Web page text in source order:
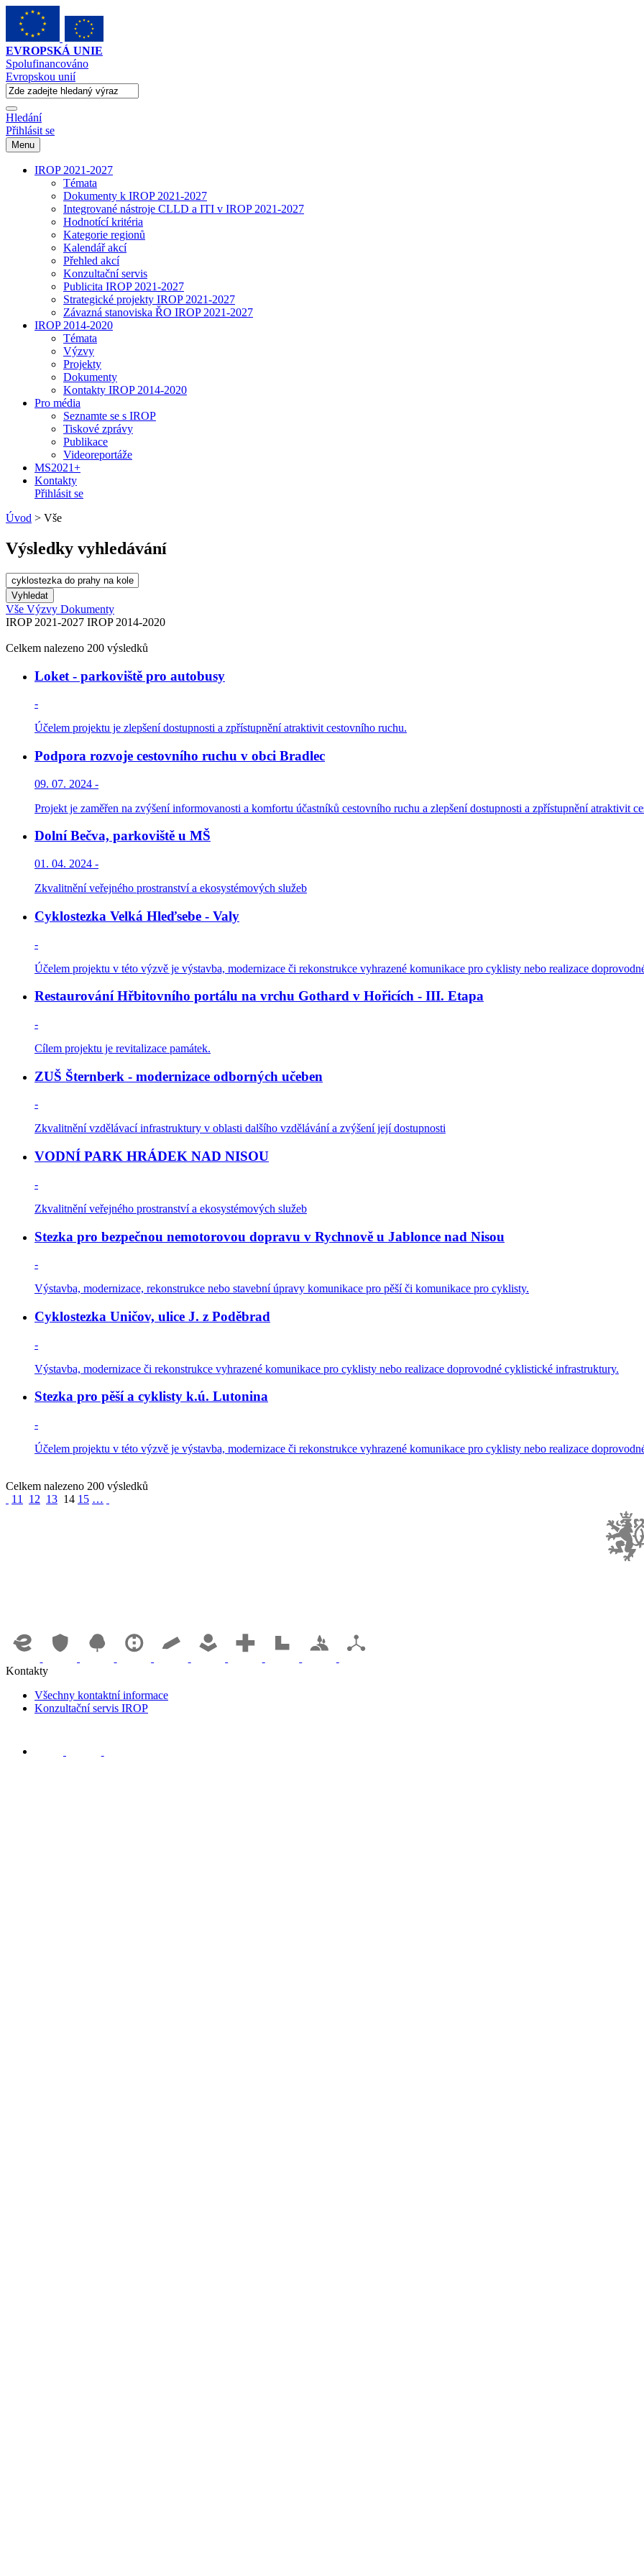
EVROPSKÁ UNIE
Spolufinancováno
Evropskou unií
Hledání
Přihlásit se
Menu
IROP 2021-2027
Témata
Dokumenty k IROP 2021-2027
Integrované nástroje CLLD a ITI v IROP 2021-2027
Hodnotící kritéria
Kategorie regionů
Kalendář akcí
Přehled akcí
Konzultační servis
Publicita IROP 2021-2027
Strategické projekty IROP 2021-2027
Závazná stanoviska ŘO IROP 2021-2027
IROP 2014-2020
Témata
Výzvy
Projekty
Dokumenty
Kontakty IROP 2014-2020
Pro média
Seznamte se s IROP
Tiskové zprávy
Publikace
Videoreportáže
MS2021+
Kontakty
Přihlásit se
Úvod > Vše
Výsledky vyhledávání
Vše Výzvy Dokumenty
IROP 2021-2027 IROP 2014-2020
Celkem nalezeno 200 výsledků
Loket - parkoviště pro autobusy
-
Účelem projektu je zlepšení dostupnosti a zpřístupnění atraktivit cestovního ruchu.
Podpora rozvoje cestovního ruchu v obci Bradlec
09. 07. 2024 -
Projekt je zaměřen na zvýšení informovanosti a komfortu účastníků cestovního ruchu a zlepšení dostupnosti a zpřístupnění atraktivit
Dolní Bečva, parkoviště u MŠ
01. 04. 2024 -
Zkvalitnění veřejného prostranství a ekosystémových služeb
Cyklostezka Velká Hleďsebe - Valy
-
Účelem projektu v této výzvě je výstavba, modernizace či rekonstrukce vyhrazené komunikace pro cyklisty nebo realizace
Restaurování Hřbitovního portálu na vrchu Gothard v Hořicích - III. Etapa
-
Cílem projektu je revitalizace památek.
ZUŠ Šternberk - modernizace odborných učeben
-
Zkvalitnění vzdělávací infrastruktury v oblasti dalšího vzdělávání a zvýšení její dostupnosti
VODNÍ PARK HRÁDEK NAD NISOU
-
Zkvalitnění veřejného prostranství a ekosystémových služeb
Stezka pro bezpečnou nemotorovou dopravu v Rychnově u Jablonce nad Nisou
-
Výstavba, modernizace, rekonstrukce nebo stavební úpravy komunikace pro pěší či komunikace pro cyklisty.
Cyklostezka Uničov, ulice J. z Poděbrad
-
Výstavba, modernizace či rekonstrukce vyhrazené komunikace pro cyklisty nebo realizace doprovodné cyklistické infrastruktury.
Stezka pro pěší a cyklisty k.ú. Lutonina
-
Účelem projektu v této výzvě je výstavba, modernizace či rekonstrukce vyhrazené komunikace pro cyklisty nebo realizace
Celkem nalezeno 200 výsledků
11
12 13 14 15 …
Kontakty
Všechny kontaktní informace
Konzultační servis IROP